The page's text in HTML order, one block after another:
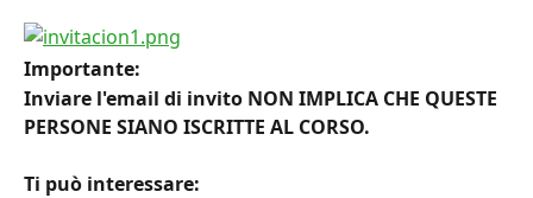
Importante:
Inviare l'email di invito NON IMPLICA CHE QUESTE
PERSONE SIANO ISCRITTE AL CORSO.
Ti può interessare: